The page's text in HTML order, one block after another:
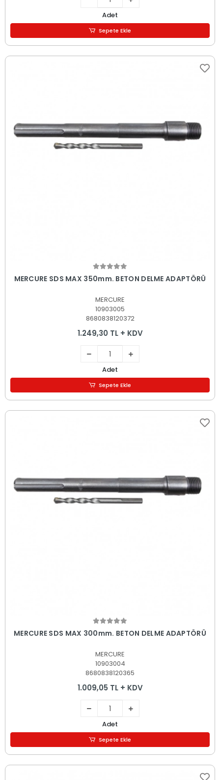
Adet
Sepete Ekle
Sepete Ekle
MERCURE SDS MAX 350mm. BETON DELME ADAPTÖRÜ
MERCURE
10903005
8680838120372
1.249,30 TL + KDV
Adet
Sepete Ekle
Sepete Ekle
MERCURE SDS MAX 300mm. BETON DELME ADAPTÖRÜ
MERCURE
10903004
8680838120365
1.009,05 TL + KDV
Adet
Sepete Ekle